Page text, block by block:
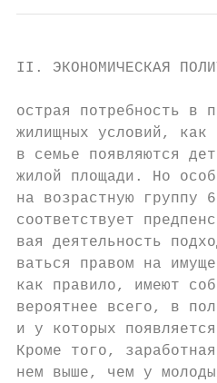
II. ЭКОНОМИЧЕСКАЯ
острая потребность в
жилищных условий, как
в семье появляются
жилой площади. Но
на возрастную группу
соответствует
вая деятельность
ваться правом на
как правило, имеют
вероятнее всего, в
и у которых
Кроме того,
нем выше, чем у